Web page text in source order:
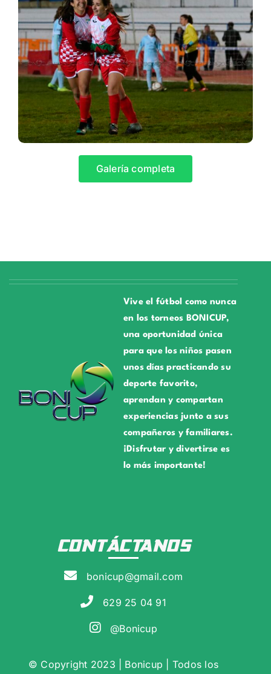
Galería completa
Vive el fútbol como nunca
en los torneos BONICUP,
una oportunidad única
para que los niños pasen
unos días practicando su
deporte favorito,
aprendan y compartan
experiencias junto a sus
compañeros y familiares.
¡Disfrutar y divertirse es
lo más importante!
CONTÁCTANOS
bonicup@gmail.com
629 25 04 91
@Bonicup
© Copyright 2023 | Bonicup | Todos los